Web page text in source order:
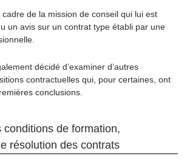
de la mission de conseil qui lui est
un avis sur un contrat type établi par une
décidé d’examiner d’autres
contractuelles qui, pour certaines, ont
conclusions.
conditions de formation,
résolution des contrats